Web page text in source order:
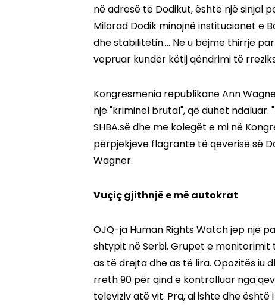
në adresë të Dodikut, është një sinjal
Milorad Dodik minojnë institucionet e
dhe stabilitetin…. Ne u bëjmë thirrje
vepruar kundër këtij qëndrimi të
Kongresmenia republikane Ann
një "kriminel brutal", që duhet
SHBA.së dhe me kolegët e mi në
përpjekjeve flagrante të qeverisë së
Wagner.
Vuçiç gjithnjë e më autokrat
OJQ-ja Human Rights Watch jep një
shtypit në Serbi. Grupet e monitorimit
as të drejta dhe as të lira. Opozitës iu
rreth 90 për qind e kontrolluar nga
televiziv atë vit. Pra, ai ishte dhe është